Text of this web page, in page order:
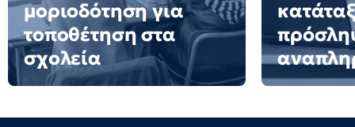
μοριοδότηση για
τοποθέτηση στα
σχολεία